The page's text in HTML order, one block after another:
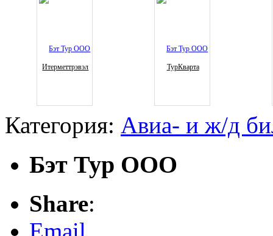
Итерметтрэвэл ТурКварта
Категория: Авиа- и ж/д
Бэт Тур OOO
Share: